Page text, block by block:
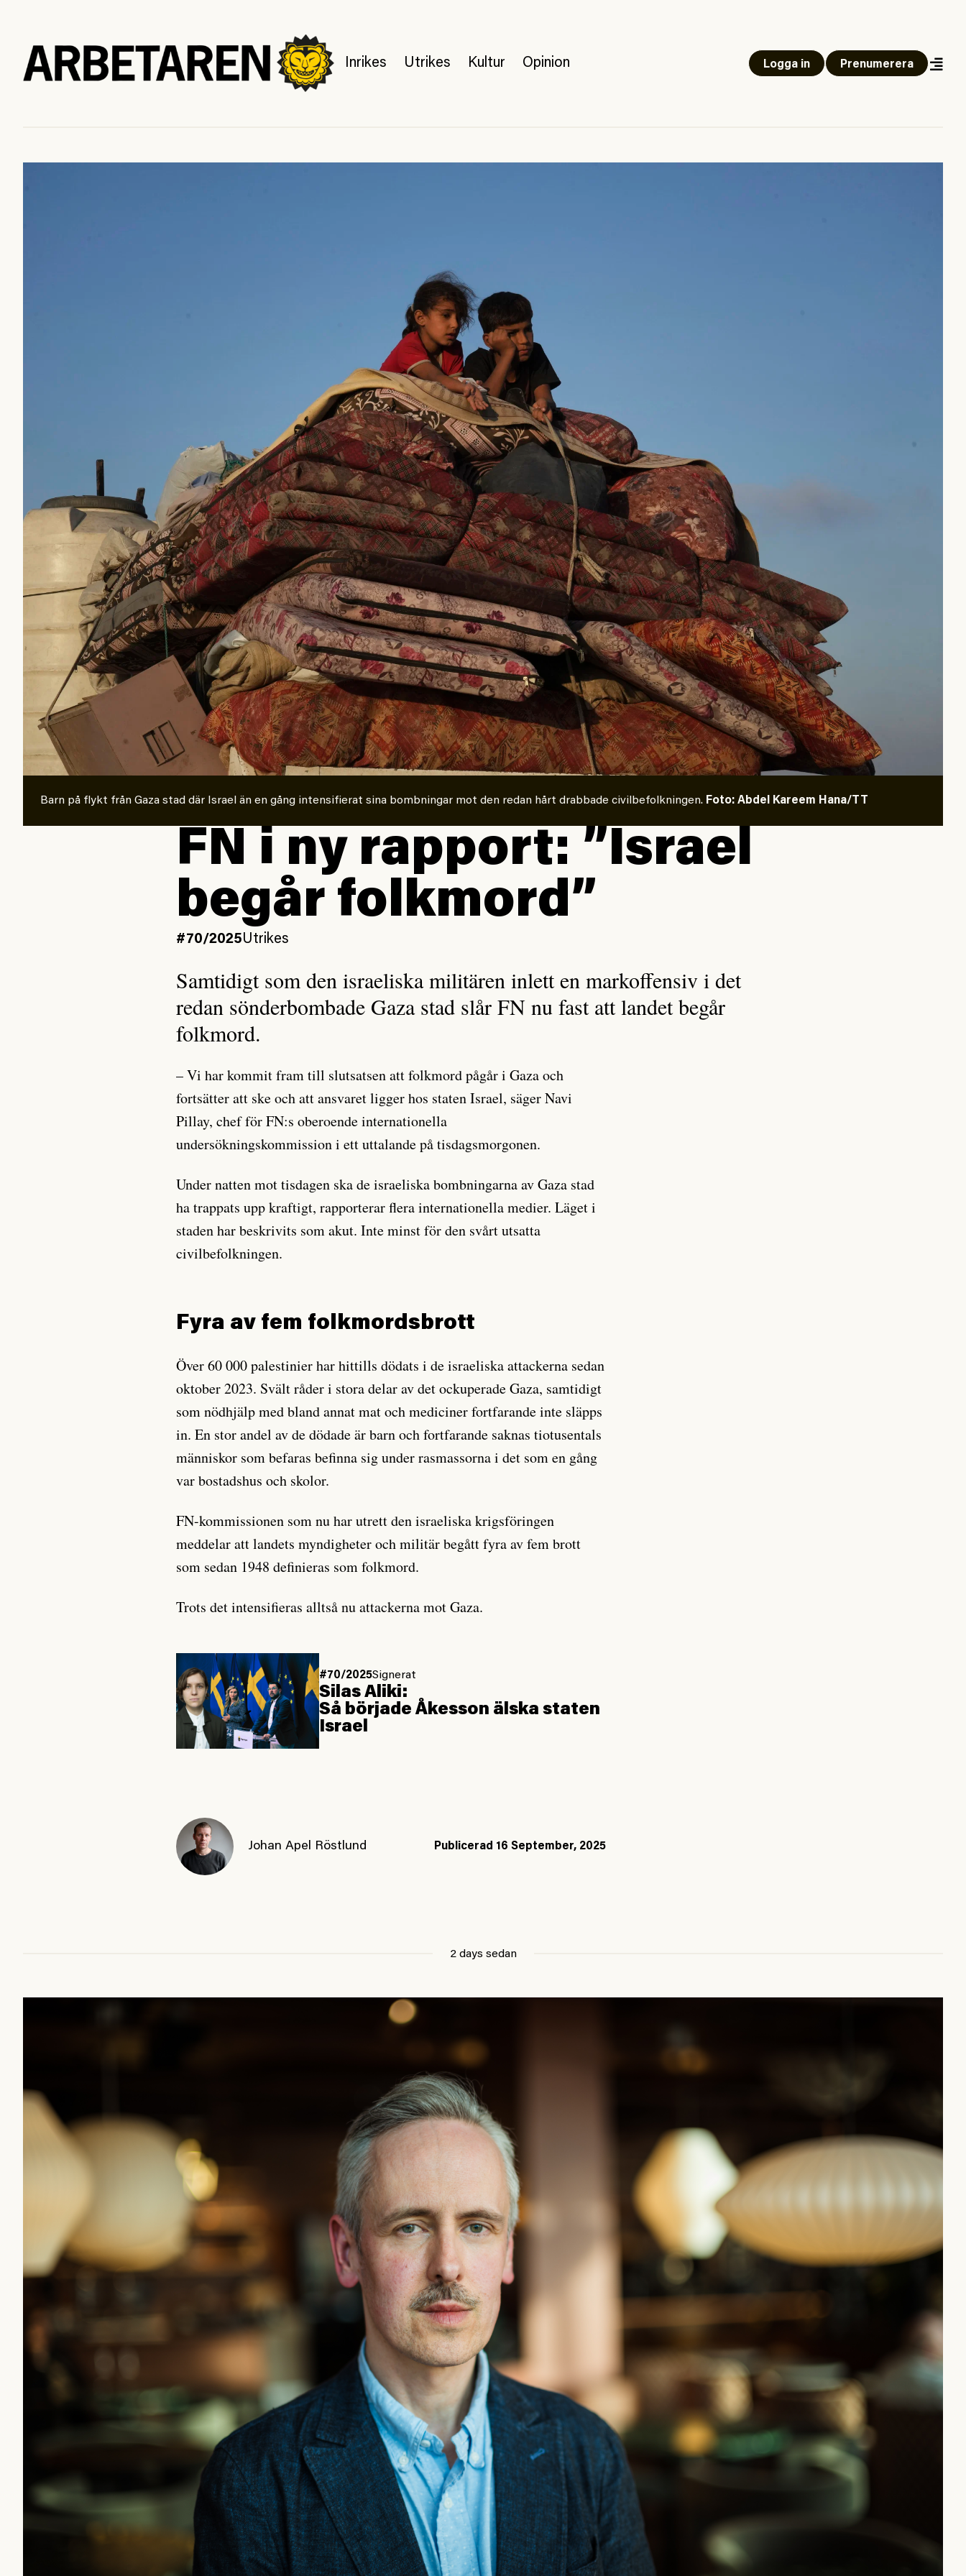
Inrikes Utrikes Kultur Opinion Logga in Prenumerera
Barn på flykt från Gaza stad där Israel än en gång intensifierat sina bombningar mot den redan hårt drabbade civilbefolkningen. Foto: Abdel Kareem Hana/TT
FN i ny rapport: ”Israel
begår folkmord”
#70/2025Utrikes
Samtidigt som den israeliska militären inlett en markoffensiv i det
redan sönderbombade Gaza stad slår FN nu fast att landet begår
folkmord.
– Vi har kommit fram till slutsatsen att folkmord pågår i Gaza och
fortsätter att ske och att ansvaret ligger hos staten Israel, säger Navi
Pillay, chef för FN:s oberoende internationella
undersökningskommission i ett uttalande på tisdagsmorgonen.
Under natten mot tisdagen ska de israeliska bombningarna av Gaza stad
ha trappats upp kraftigt, rapporterar flera internationella medier. Läget i
staden har beskrivits som akut. Inte minst för den svårt utsatta
civilbefolkningen.
Fyra av fem folkmordsbrott
Över 60 000 palestinier har hittills dödats i de israeliska attackerna sedan
oktober 2023. Svält råder i stora delar av det ockuperade Gaza, samtidigt
som nödhjälp med bland annat mat och mediciner fortfarande inte släpps
in. En stor andel av de dödade är barn och fortfarande saknas tiotusentals
människor som befaras befinna sig under rasmassorna i det som en gång
var bostadshus och skolor.
FN-kommissionen som nu har utrett den israeliska krigsföringen
meddelar att landets myndigheter och militär begått fyra av fem brott
som sedan 1948 definieras som folkmord.
Trots det intensifieras alltså nu attackerna mot Gaza.
#70/2025Signerat
Silas Aliki:
Så började Åkesson älska staten
Israel
Johan Apel Röstlund Publicerad 16 September, 2025
2 days sedan